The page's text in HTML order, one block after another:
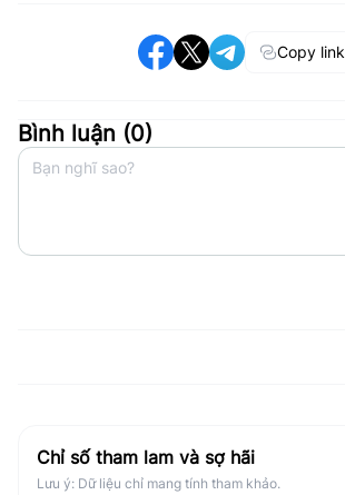
Copy link
Bình luận (0)
Chỉ số tham lam và sợ hãi
Lưu ý: Dữ liệu chỉ mang tính tham khảo.